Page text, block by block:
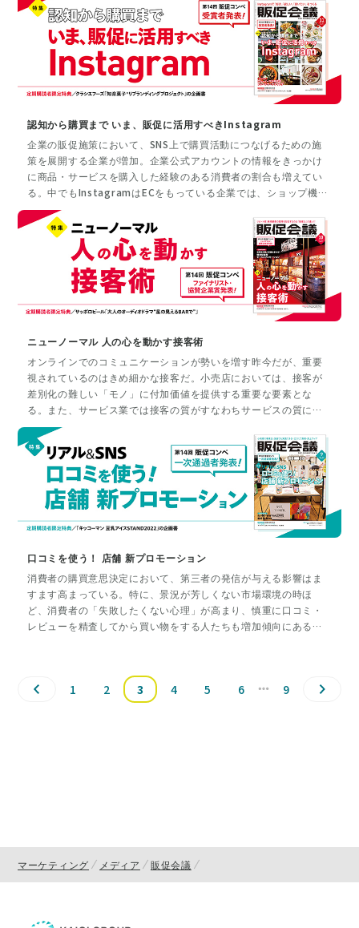
高いと感じてもらえている状態にあるということ。では、「値下
げ」をしなくてもパフォーマンスが高いと感じてもらえる提案に
はどのようなものがあるのだろうか。人の行動を喚起する、小売
りの最前線のアイデアを、事例を中心に紹介する。
認知から購買まで いま、販促に活用すべきInstagram
企業の販促施策において、SNS上で購買活動につなげるための施
策を展開する企業が増加。企業公式アカウントの情報をきっかけ
に商品・サービスを購入した経験のある消費者の割合も増えてい
る。中でもInstagramはECをもっている企業では、ショップ機能
の活用が進み、ECのない企業もキャンペーンを通じたサンプリン
グやUGC生成を目的としたギフティングなど販促やプロモーショ
ンにまで活用の幅が広がっている。本特集では、Instagramを通
じてどのように売上や来店につなげられるのか、成功事例や有識
者解説とともに紹介する。
ニューノーマル 人の心を動かす接客術
オンラインでのコミュニケーションが勢いを増す昨今だが、重要
視されているのはきめ細かな接客だ。小売店においては、接客が
差別化の難しい「モノ」に付加価値を提供する重要な要素とな
る。また、サービス業では接客の質がすなわちサービスの質に直
結する。そのため、小売・サービス業における接客は重要な競争
軸となっている。そこでしか体験できないサービスは、強い求心
力となり、接客も立派なプロモーションとなる。「接客力」は売
り上げを高めるためには不可欠であり、顧客対応はリピート客や
新規顧客の獲得を左右する。では、そうした豊かなサービスのた
めに、リアル＆デジタルにおける接客は、どのような取り組みが
進んでいるのだろうか。本特集では、リアルとデジタルそれぞれ
口コミを使う！ 店舗 新プロモーション
消費者の購買意思決定において、第三者の発信が与える影響はま
すます高まっている。特に、景況が芳しくない市場環境の時ほ
ど、消費者の「失敗したくない心理」が高まり、慎重に口コミ・
レビューを精査してから買い物をする人たちも増加傾向にある。
を学ぶことも重要ではないだろうか。小規模の事業主・店舗でも
口コミを味方にするために、日々のビジネスの中で実践できるこ
とを事例をもとに紹介する。
1 2 3 4 5 6 9
マーケティング メディア 販促会議